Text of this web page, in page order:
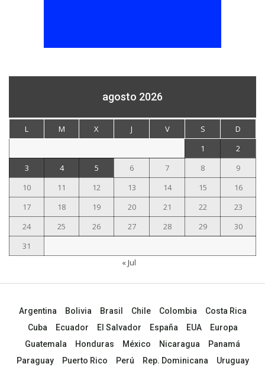
agosto 2026
L M X J V S
D
1
2
3
4 5 6 7 8
9
10
11 12 13 14 15
16
17
18 19 20 21 22
23
24
25 26 27 28 29
30
31
« Jul
Argentina Bolivia Brasil Chile Colombia
Costa Rica
Cuba
Ecuador El Salvador España EUA
Europa
Guatemala
Honduras México Nicaragua
Panamá
Paraguay
Puerto Rico Perú Rep. Dominicana Uruguay